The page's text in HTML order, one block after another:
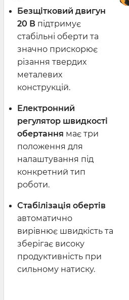
Безщітковий двигун
20 В підтримує
стабільні оберти та
значно прискорює
різання твердих
металевих
конструкцій.
Електронний
регулятор швидкості
обертання має три
положення для
налаштування під
конкретний тип
роботи.
Стабілізація обертів
автоматично
вирівнює швидкість та
зберігає високу
продуктивність при
сильному натиску.